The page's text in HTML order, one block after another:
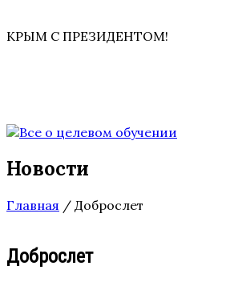
КРЫМ С ПРЕЗИДЕНТОМ!
Новости
Главная / Доброслет
Доброслет